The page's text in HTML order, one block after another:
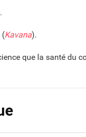
(Kavana).
que la santé du